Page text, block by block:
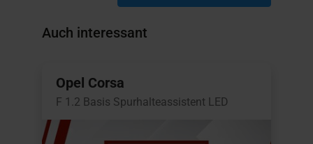
Auch interessant
Opel Corsa
F 1.2 Basis Spurhalteassistent LED